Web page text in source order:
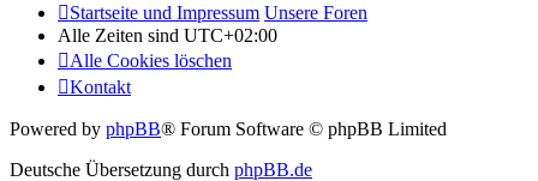
Startseite und Impressum Unsere Foren
Alle Zeiten sind UTC+02:00
Alle Cookies löschen
Kontakt
Powered by phpBB® Forum Software © phpBB Limited
Deutsche Übersetzung durch phpBB.de